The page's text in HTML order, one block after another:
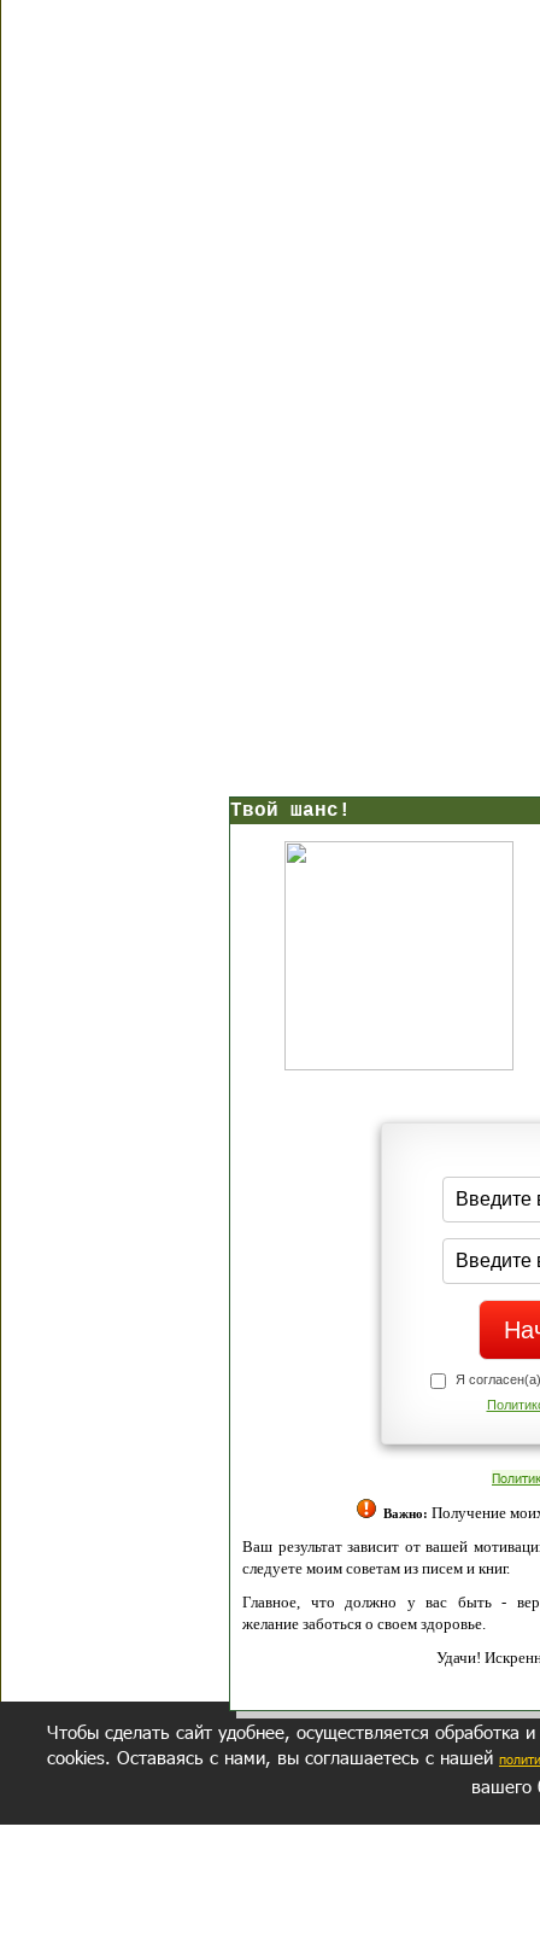
Твой шанс!
Я
Важно: Получение
Ваш результат зависит от вашей
следуете моим советам из писем и книг.
Главное, что должно у вас быть -
желание заботься о своем здоровье.
Удачи!
Чтобы сделать сайт удобнее, осуществляется обработка
cookies. Оставаясь с нами, вы соглашаетесь с нашей
вашего